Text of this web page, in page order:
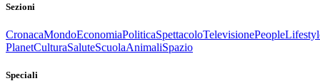
Sezioni
CronacaMondoEconomiaPoliticaSpettacoloTelevisionePeople
PlanetCulturaSaluteScuolaAnimaliSpazio
Speciali